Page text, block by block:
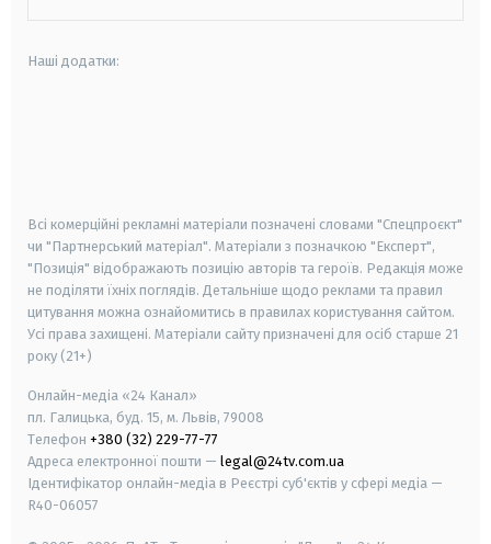
Наші додатки:
Всі комерційні рекламні матеріали позначені словами "Спецпроєкт"
чи "Партнерський матеріал". Матеріали з позначкою "Експерт",
"Позиція" відображають позицію авторів та героїв. Редакція може
не поділяти їхніх поглядів. Детальніше щодо реклами та правил
цитування можна ознайомитись в правилах користування сайтом.
Усі права захищені. Матеріали сайту призначені для осіб старше 21
року (21+)
Онлайн-медіа «24 Канал»
пл. Галицька, буд. 15, м. Львів, 79008
Телефон +380 (32) 229-77-77
Адреса електронної пошти — legal@24tv.com.ua
Ідентифікатор онлайн-медіа в Реєстрі суб'єктів у сфері медіа —
R40-06057